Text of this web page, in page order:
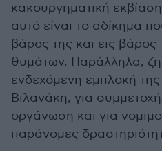
κακουργηματική
αυτό είναι το αδίκημα
βάρος της και εις
θυμάτων. Παράλληλα,
ενδεχόμενη εμπλοκή
Βιλανάκη, για
οργάνωση και για
παράνομες